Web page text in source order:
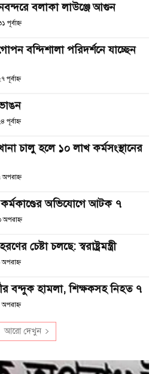
বলাকা লাউঞ্জে আগুন
বন্দিশালা পরিদর্শনে যাচ্ছেন
চালু হলে ১০ লাখ কর্মসংস্থানের
অভিযোগে আটক ৭
চেষ্টা চলছে: স্বরাষ্ট্রমন্ত্রী
বন্দুক হামলা, শিক্ষকসহ নিহত ৭
আরো দেখুন